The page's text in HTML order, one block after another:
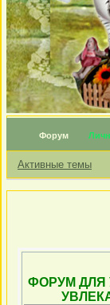
Форум
Активные темы
ФОРУМ ДЛЯ